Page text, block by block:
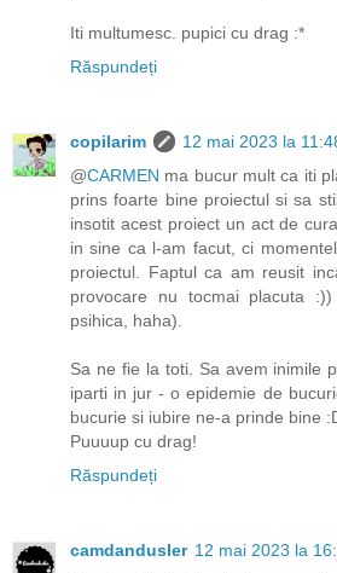
Iti multumesc. pupici cu drag :*
Răspundeți
copilarim
12 mai 2023 la
@CARMEN ma bucur mult ca iti
prins foarte bine proiectul si sa
insotit acest proiect un act de
in sine ca l-am facut, ci
proiectul. Faptul ca am reusit
provocare nu tocmai placuta
psihica, haha).
Sa ne fie la toti. Sa avem inimile
iparti in jur - o epidemie de
bucurie si iubire ne-a prinde bine
Puuuup cu drag!
Răspundeți
camdandusler 12 mai 2023 la